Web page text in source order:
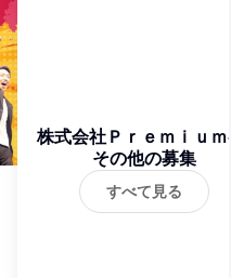
株式会社Ｐｒｅｍｉｕｍ
ｌｕｓ
その他の募集
すべて見る